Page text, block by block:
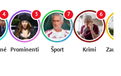
4 3
Prominenti
7
Šport
6
Krimi